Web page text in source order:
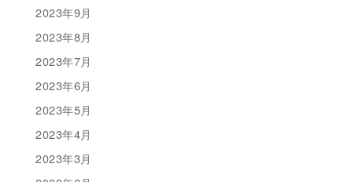
2023年9月
2023年8月
2023年7月
2023年6月
2023年5月
2023年4月
2023年3月